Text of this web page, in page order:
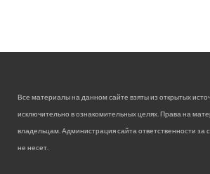
Все материалы на данном сайте взяты из открытых
исключительно в ознакомительных целях. Права на
владельцам. Администрация сайта ответственности
не несет.